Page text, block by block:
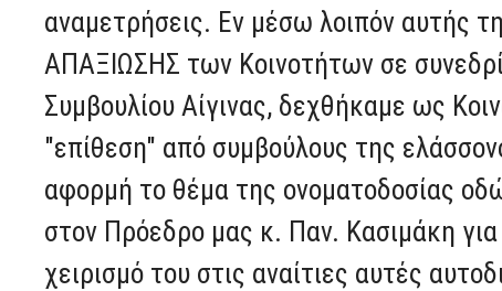
αναμετρήσεις. Εν μέσω λοιπόν αυτής
ΑΠΑΞΙΩΣΗΣ των Κοινοτήτων σε
Συμβουλίου Αίγινας, δεχθήκαμε ως
"επίθεση" από συμβούλους της
αφορμή το θέμα της ονοματοδοσίας
στον Πρόεδρο μας κ. Παν. Κασιμάκη
χειρισμό του στις αναίτιες αυτές